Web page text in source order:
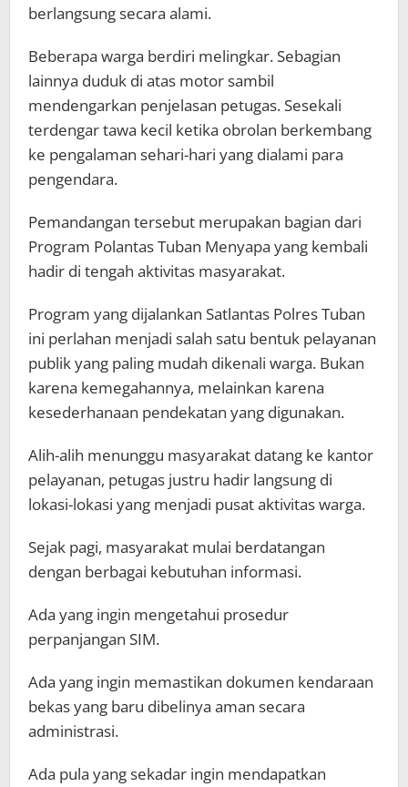
berlangsung secara alami.
Beberapa warga berdiri melingkar. Sebagian
lainnya duduk di atas motor sambil
mendengarkan penjelasan petugas. Sesekali
terdengar tawa kecil ketika obrolan berkembang
ke pengalaman sehari-hari yang dialami para
pengendara.
Pemandangan tersebut merupakan bagian dari
Program Polantas Tuban Menyapa yang kembali
hadir di tengah aktivitas masyarakat.
Program yang dijalankan Satlantas Polres Tuban
ini perlahan menjadi salah satu bentuk pelayanan
publik yang paling mudah dikenali warga. Bukan
karena kemegahannya, melainkan karena
kesederhanaan pendekatan yang digunakan.
Alih-alih menunggu masyarakat datang ke kantor
pelayanan, petugas justru hadir langsung di
lokasi-lokasi yang menjadi pusat aktivitas warga.
Sejak pagi, masyarakat mulai berdatangan
dengan berbagai kebutuhan informasi.
Ada yang ingin mengetahui prosedur
perpanjangan SIM.
Ada yang ingin memastikan dokumen kendaraan
bekas yang baru dibelinya aman secara
administrasi.
Ada pula yang sekadar ingin mendapatkan